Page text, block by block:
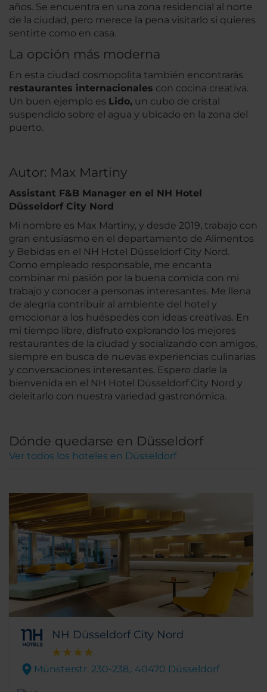
años. Se encuentra en una zona residencial al norte
de la ciudad, pero merece la pena visitarlo si quieres
sentirte como en casa.
La opción más moderna
En esta ciudad cosmopolita también encontrarás
restaurantes internacionales con cocina creativa.
Un buen ejemplo es Lido, un cubo de cristal
suspendido sobre el agua y ubicado en la zona del
puerto.
Autor: Max Martiny
Assistant F&B Manager en el NH Hotel
Düsseldorf City Nord
Mi nombre es Max Martiny, y desde 2019, trabajo con
gran entusiasmo en el departamento de Alimentos
y Bebidas en el NH Hotel Düsseldorf City Nord.
Como empleado responsable, me encanta
combinar mi pasión por la buena comida con mi
trabajo y conocer a personas interesantes. Me llena
de alegría contribuir al ambiente del hotel y
emocionar a los huéspedes con ideas creativas. En
mi tiempo libre, disfruto explorando los mejores
restaurantes de la ciudad y socializando con amigos,
siempre en busca de nuevas experiencias culinarias
y conversaciones interesantes. Espero darle la
bienvenida en el NH Hotel Düsseldorf City Nord y
deleitarlo con nuestra variedad gastronómica.
Dónde quedarse en Düsseldorf
Ver todos los hoteles en Düsseldorf
NH Düsseldorf City Nord
Münsterstr. 230-238,. 40470 Düsseldorf